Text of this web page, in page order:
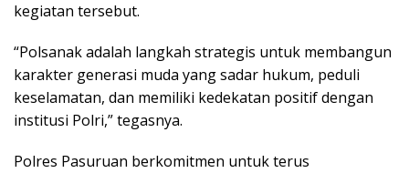
kegiatan tersebut.
“Polsanak adalah langkah strategis untuk membangun
karakter generasi muda yang sadar hukum, peduli
keselamatan, dan memiliki kedekatan positif dengan
institusi Polri,” tegasnya.
Polres Pasuruan berkomitmen untuk terus